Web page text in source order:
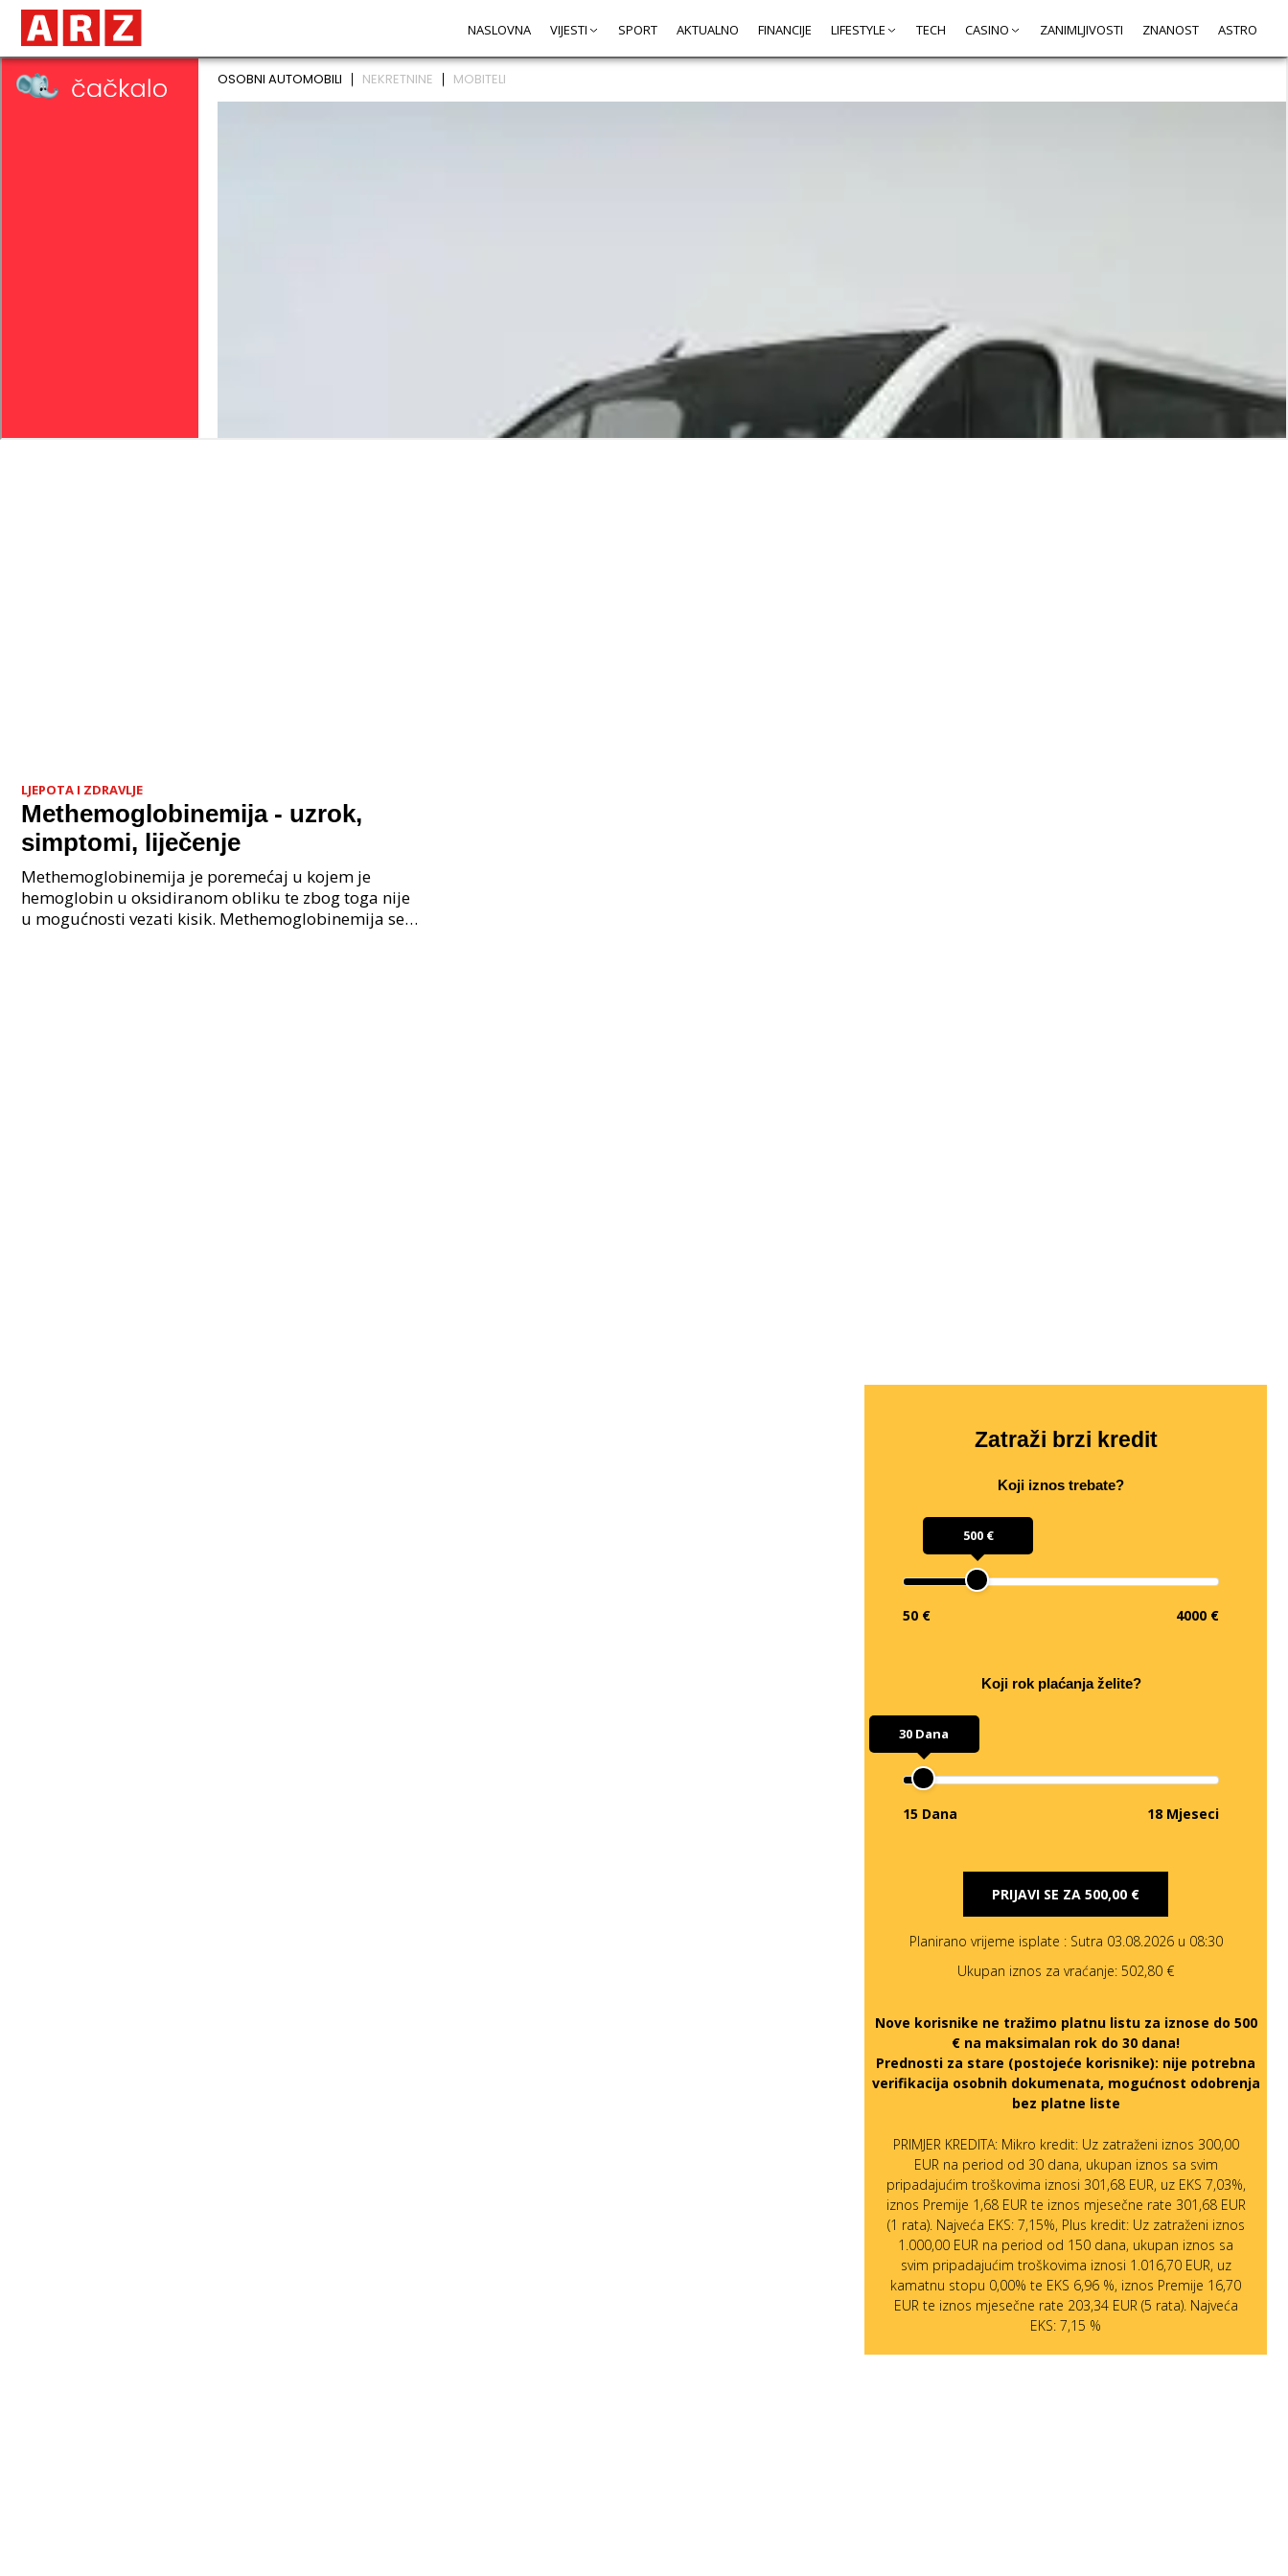
NASLOVNA VIJESTI SPORT AKTUALNO FINANCIJE LIFESTYLE TECH CASINO ZANIMLJIVOSTI ZNANOST ASTRO
LJEPOTA I ZDRAVLJE
Methemoglobinemija - uzrok,
simptomi, liječenje
Methemoglobinemija je poremećaj u kojem je
hemoglobin u oksidiranom obliku te zbog toga nije
u mogućnosti vezati kisik. Methemoglobinemija se
Zatraži brzi kredit
Koji iznos trebate?
500 €
50 € 4000 €
Koji rok plaćanja želite?
30 Dana
15 Dana 18 Mjeseci
PRIJAVI SE ZA 500,00 €
Planirano vrijeme isplate : Sutra 03.08.2026 u 08:30
Ukupan iznos za vraćanje: 502,80 €
Nove korisnike ne tražimo platnu listu za iznose do 500
€ na maksimalan rok do 30 dana!
Prednosti za stare (postojeće korisnike): nije potrebna
verifikacija osobnih dokumenata, mogućnost odobrenja
bez platne liste
PRIMJER KREDITA: Mikro kredit: Uz zatraženi iznos 300,00
EUR na period od 30 dana, ukupan iznos sa svim
pripadajućim troškovima iznosi 301,68 EUR, uz EKS 7,03%,
iznos Premije 1,68 EUR te iznos mjesečne rate 301,68 EUR
(1 rata). Najveća EKS: 7,15%, Plus kredit: Uz zatraženi iznos
1.000,00 EUR na period od 150 dana, ukupan iznos sa
svim pripadajućim troškovima iznosi 1.016,70 EUR, uz
kamatnu stopu 0,00% te EKS 6,96 %, iznos Premije 16,70
EUR te iznos mjesečne rate 203,34 EUR (5 rata). Najveća
EKS: 7,15 %